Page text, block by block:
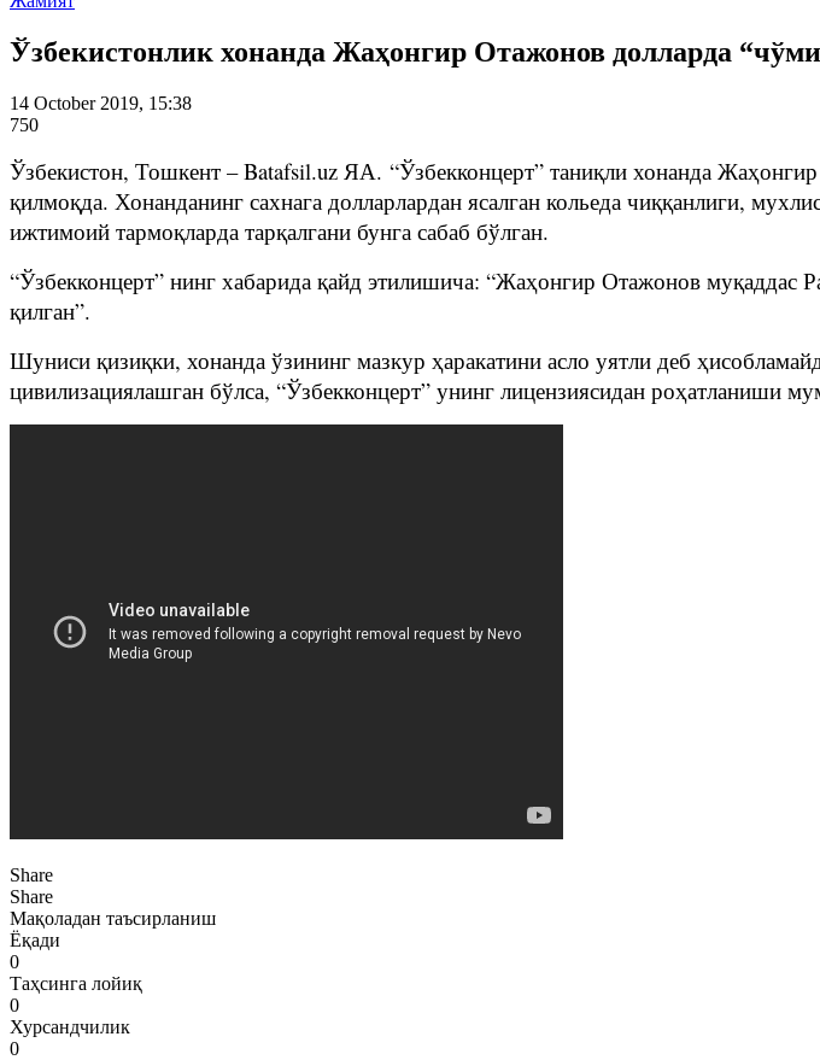
Ўзбекистонлик хонанда Жаҳонгир Отажонов долларда
14 October 2019, 15:38
750
Ўзбекистон, Тошкент – Batafsil.uz ЯА. “Ўзбекконцерт” таниқли хонанда
қилмоқда. Хонанданинг сахнага долларлардан ясалган кольеда чиққанлиги,
ижтимоий тармоқларда тарқалгани бунга сабаб бўлган.
“Ўзбекконцерт” нинг хабарида қайд этилишича: “Жаҳонгир Отажонов муқаддас
қилган”.
Шуниси қизиқки, хонанда ўзининг мазкур ҳаракатини асло уятли деб
цивилизациялашган бўлса, “Ўзбекконцерт” унинг лицензиясидан роҳатланиши
Share
Share
Мақоладан таъсирланиш
Ёқади
0
Таҳсинга лойиқ
0
Хурсандчилик
0